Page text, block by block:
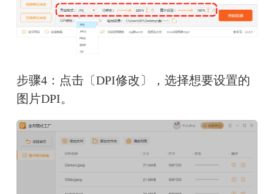
步骤4：点击〔DPI修改〕，选择想要设置的
图片DPI。